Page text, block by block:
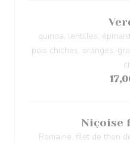
quinoa, lentilles,
pois chiches, oranges,
Niçoise
Romaine, filet de thon